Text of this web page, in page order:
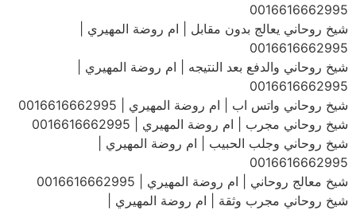
0016616662995
شيخ روحاني يعالج بدون مقابل | ام روضة المهيري |
0016616662995
شيخ روحاني والدفع بعد النتيجه | ام روضة المهيري |
0016616662995
شيخ روحاني واتس اب | ام روضة المهيري | 0016616662995
شيخ روحاني مجرب | ام روضة المهيري | 0016616662995
شيخ روحاني وجلب الحبيب | ام روضة المهيري |
0016616662995
شيخ معالج روحاني | ام روضة المهيري | 0016616662995
شيخ روحاني مجرب وثقة | ام روضة المهيري |